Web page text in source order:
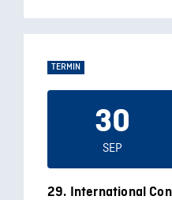
TERMIN
29. International
30
SEP